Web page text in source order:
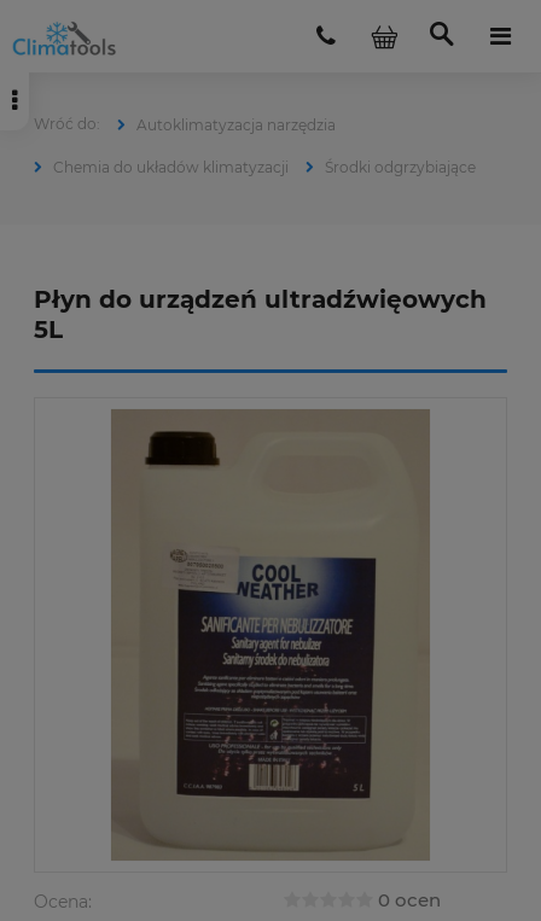
Autoklimatyzacja narzędzia
Chemia do układów klimatyzacji Środki odgrzybiające
Płyn do urządzeń ultradźwięowych
5L
Ocena: 0 ocen